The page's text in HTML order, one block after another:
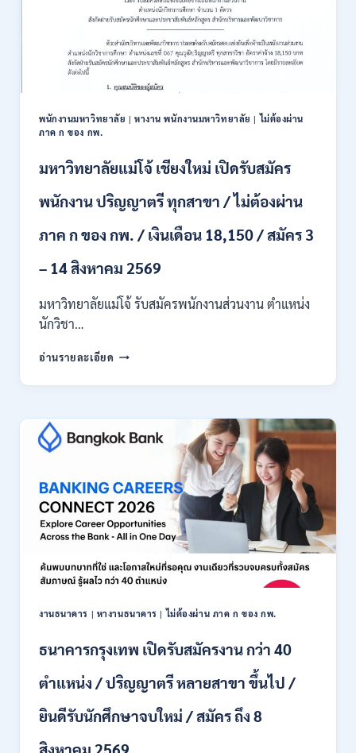
28
/
ปวส.
ป.ตรี
สาขา
สมัคร
ONLINE
ก.ค.
19
2569
พนักงานมหาวิทยาลัย |หางาน พนักงานมหาวิทยาลัย |ไม่ต้องผ่าน
ภาค ก ของ กพ.
มหาวิทยาลัยแม่โจ้ เชียงใหม่ เปิดรับสมัคร
พนักงาน ปริญญาตรี ทุกสาขา / ไม่ต้องผ่าน
ภาค ก ของ กพ. / เงินเดือน 18,150 / สมัคร 3
– 14 สิงหาคม 2569
มหาวิทยาลัยแม่โจ้ รับสมัครพนักงานส่วนงาน ตำแหน่ง
นักวิชา…
อ่านรายละเอียด มหาวิทยาลัย
โจ้
เปิด
รับ
สมัคร
ปริญญา
ตรี
ทุก
สาขา
/
ไม่
ต้อง
กพ.
เงิน
18,150
สมัคร
งานธนาคาร | หางานธนาคาร |ไม่ต้องผ่าน ภาค ก ของ กพ.
ธนาคารกรุงเทพ เปิดรับสมัครงาน กว่า 40
ตำแหน่ง / ปริญญาตรี หลายสาขา ขึ้นไป /
ยินดีรับนักศึกษาจบใหม่ / สมัคร ถึง 8
สิงหาคม 2569